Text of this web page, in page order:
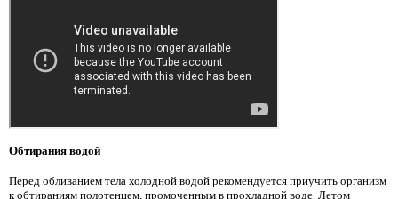
Обтирания водой
Перед обливанием тела холодной водой рекомендуется приучить организм
к обтираниям полотенцем, промоченным в прохладной воде. Летом